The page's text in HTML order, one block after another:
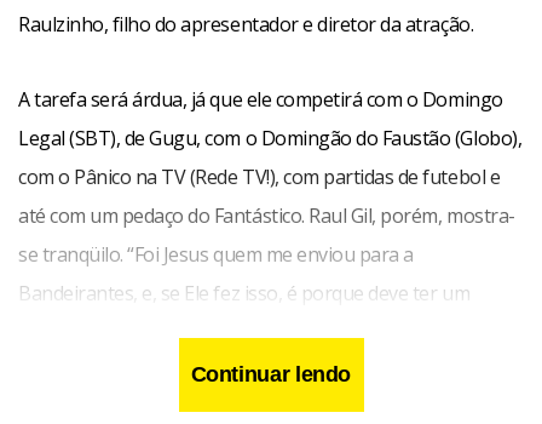
Raulzinho, filho do apresentador e diretor da atração.
A tarefa será árdua, já que ele competirá com o Domingo
Legal (SBT), de Gugu, com o Domingão do Faustão (Globo),
com o Pânico na TV (Rede TV!), com partidas de futebol e
até com um pedaço do Fantástico. Raul Gil, porém, mostra-
se tranqüilo. “Foi Jesus quem me enviou para a
Bandeirantes, e, se Ele fez isso, é porque deve ter um
grande projeto para nós”, afirma. Ele completa, confiante:
“Encontro pessoas nas ruas que me dizem que poderão
acompanhar melhor o programa aos domingos. Apesar da
Continuar lendo